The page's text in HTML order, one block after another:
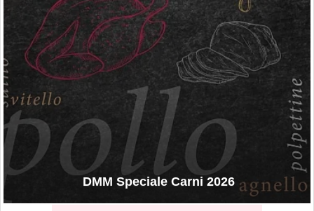
DMM Speciale Carni 2026